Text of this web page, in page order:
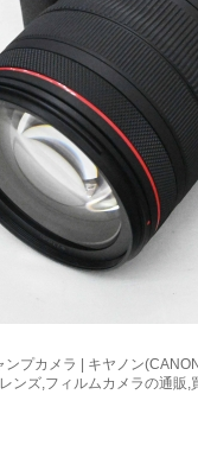
ンプカメラ | キヤノン
ンズ,フィルムカメラの通販